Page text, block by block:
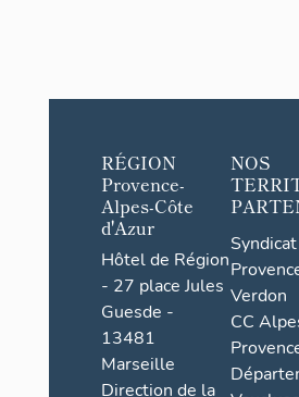
RÉGION
Provence-
Alpes-Côte
d'Azur
Hôtel de Région
- 27 place Jules
Guesde -
13481
Marseille
Direction de la
NOS
Verdon
CC